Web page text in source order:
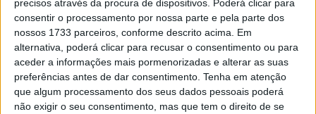
precisos através da procura de dispositivos. Poderá clicar para
consentir o processamento por nossa parte e pela parte dos
nossos 1733 parceiros, conforme descrito acima. Em
alternativa, poderá clicar para recusar o consentimento ou para
aceder a informações mais pormenorizadas e alterar as suas
preferências antes de dar consentimento. Tenha em atenção
que algum processamento dos seus dados pessoais poderá
não exigir o seu consentimento, mas que tem o direito de se
Entre as medidas em vigor está a proibição de acesso,
circulação e permanência no interior dos espaços
florestais, de acordo com os planos municipais de defesa
da floresta contra incêndios, bem como a realização de
queimas e queimadas, ficando igualmente suspensas as